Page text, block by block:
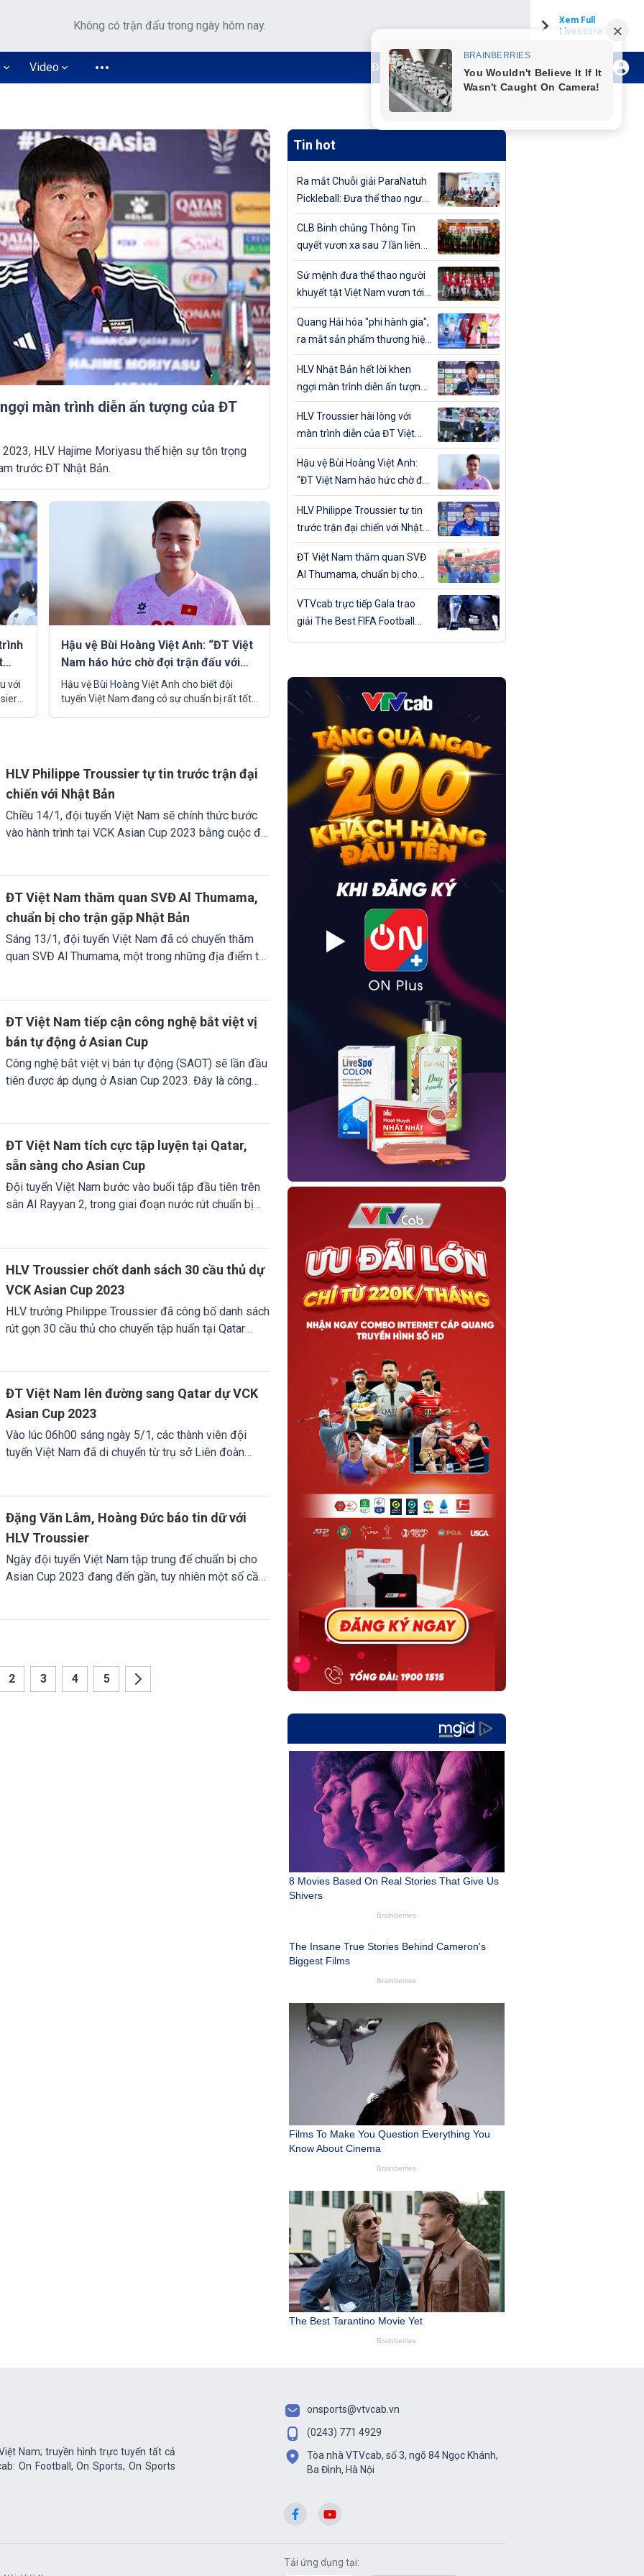
Không có trận đấu trong ngày hôm nay.
Xem Full
Livescore
Video Đăng ký Internet TH VTVCab Xem Live
màn trình diễn ấn tượng của ĐT
HLV Hajime Moriyasu thể hiện sự tôn trọng
trước ĐT Nhật Bản.
với
Hậu vệ Bùi Hoàng Việt Anh: “ĐT Việt
Nam háo hức chờ đợi trận đấu với
Nhật Bản”
Hậu vệ Bùi Hoàng Việt Anh cho biết đội
tuyển Việt Nam đang có sự chuẩn bị rất tốt
HLV Philippe Troussier tự tin trước trận đại
chiến với Nhật Bản
Chiều 14/1, đội tuyển Việt Nam sẽ chính thức bước
vào hành trình tại VCK Asian Cup 2023 bằng cuộc đối
ĐT Việt Nam thăm quan SVĐ Al Thumama,
chuẩn bị cho trận gặp Nhật Bản
Sáng 13/1, đội tuyển Việt Nam đã có chuyến thăm
quan SVĐ Al Thumama, một trong những địa điểm tổ
ĐT Việt Nam tiếp cận công nghệ bắt việt vị
bán tự động ở Asian Cup
Công nghệ bắt việt vị bán tự động (SAOT) sẽ lần đầu
tiên được áp dụng ở Asian Cup 2023. Đây là công
ĐT Việt Nam tích cực tập luyện tại Qatar,
sẵn sàng cho Asian Cup
Đội tuyển Việt Nam bước vào buổi tập đầu tiên trên
sân Al Rayyan 2, trong giai đoạn nước rút chuẩn bị
HLV Troussier chốt danh sách 30 cầu thủ dự
VCK Asian Cup 2023
HLV trưởng Philippe Troussier đã công bố danh sách
rút gọn 30 cầu thủ cho chuyến tập huấn tại Qatar
ĐT Việt Nam lên đường sang Qatar dự VCK
Asian Cup 2023
Vào lúc 06h00 sáng ngày 5/1, các thành viên đội
tuyển Việt Nam đã di chuyển từ trụ sở Liên đoàn
Đặng Văn Lâm, Hoàng Đức báo tin dữ với
HLV Troussier
Ngày đội tuyển Việt Nam tập trung để chuẩn bị cho
Asian Cup 2023 đang đến gần, tuy nhiên một số cầu
2 3 4 5
Tin hot
Ra mắt Chuỗi giải ParaNatuh
Pickleball: Đưa thể thao người
khuyết tật lên tầm cao mới
CLB Binh chủng Thông Tin
quyết vươn xa sau 7 lần liên
tiếp vô địch Giải bóng chuyền
Cúp Quân đội mở rộng 2024
Sứ mệnh đưa thể thao người
khuyết tật Việt Nam vươn tới
đỉnh cao
Quang Hải hóa "phi hành gia",
ra mắt sản phẩm thương hiệu
cá nhân trong ngày sinh nhật
HLV Nhật Bản hết lời khen
ngợi màn trình diễn ấn tượng
của ĐT Việt Nam
HLV Troussier hài lòng với
màn trình diễn của ĐT Việt
Nam trước Nhật Bản
Hậu vệ Bùi Hoàng Việt Anh:
“ĐT Việt Nam háo hức chờ đợi
trận đấu với Nhật Bản”
HLV Philippe Troussier tự tin
trước trận đại chiến với Nhật
Bản
ĐT Việt Nam thăm quan SVĐ
Al Thumama, chuẩn bị cho
trận gặp Nhật Bản
VTVcab trực tiếp Gala trao
giải The Best FIFA Football
Nam; truyền hình trực tuyến tất cả
On Football, On Sports, On Sports
onsports@vtvcab.vn
(0243) 771 4929
Tòa nhà VTVcab, số 3, ngõ 84 Ngọc Khánh,
Ba Đình, Hà Nội
Tải ứng dụng tại: